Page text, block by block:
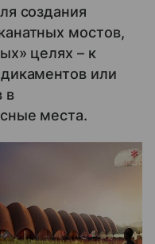
создания
мостов,
целях – к
или
в
места.